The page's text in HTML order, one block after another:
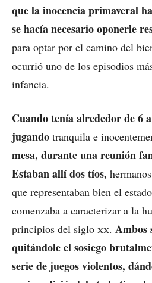
que la inocencia primaveral
se hacía necesario oponerle
para optar por el camino del
ocurrió uno de los episodios
infancia.
Cuando tenía alrededor de 6
jugando tranquila e
mesa, durante una reunión
Estaban allí dos tíos,
que representaban bien el
comenzaba a caracterizar a la
principios del siglo xx. Ambos
quitándole el sosiego
serie de juegos violentos,